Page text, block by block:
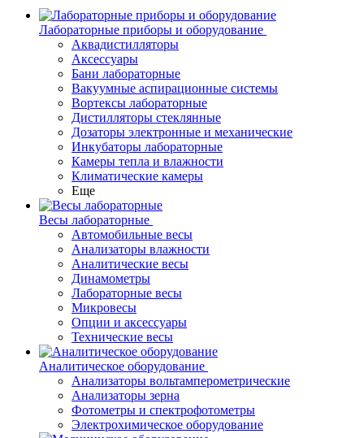
Лабораторные приборы и оборудование
Аквадистилляторы
Аксессуары
Бани лабораторные
Вакуумные аспирационные системы
Вортексы лабораторные
Дистилляторы стеклянные
Дозаторы электронные и механические
Инкубаторы лабораторные
Камеры тепла и влажности
Климатические камеры
Еще
Весы лабораторные
Автомобильные весы
Анализаторы влажности
Аналитические весы
Динамометры
Лабораторные весы
Микровесы
Опции и аксессуары
Технические весы
Аналитическое оборудование
Анализаторы вольтамперометрические
Анализаторы зерна
Фотометры и спектрофотометры
Электрохимическое оборудование